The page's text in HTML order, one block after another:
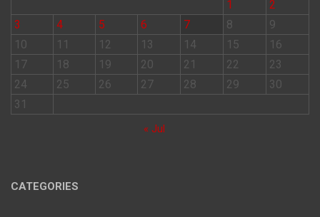
1
2
3
4 5 6 7 8
9
10
11 12 13 14 15
16
17
18 19 20 21 22
23
24
25 26 27 28 29
30
31
« Jul
CATEGORIES